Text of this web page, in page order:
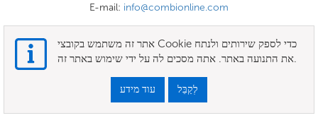
E-mail: info@combionline.com
OnlineMenu
תנאים
אתר זה משתמש בקובצי Cookie כדי לספק שירותים ולנתח
את התנועה באתר. אתה מסכים לה על ידי שימוש באתר זה.
עוד מידע לְקַבֵּל